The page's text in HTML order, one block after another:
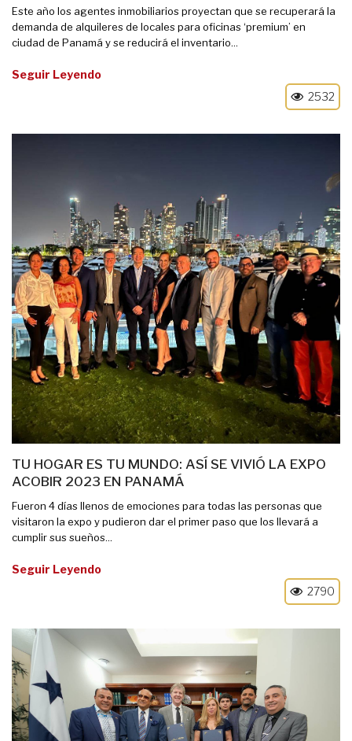
Este año los agentes inmobiliarios proyectan que se recuperará la
demanda de alquileres de locales para oficinas ‘premium’ en
ciudad de Panamá y se reducirá el inventario...
Seguir Leyendo
2532
TU HOGAR ES TU MUNDO: ASÍ SE VIVIÓ LA EXPO
ACOBIR 2023 EN PANAMÁ
Fueron 4 días llenos de emociones para todas las personas que
visitaron la expo y pudieron dar el primer paso que los llevará a
cumplir sus sueños...
Seguir Leyendo
2790